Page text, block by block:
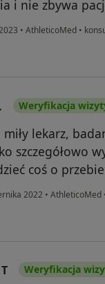
i nie zbywa
• AthleticoMed •
Weryfikacja
miły lekarz,
szczegółowo
coś o
2022 • AthleticoMed
Weryfikacja